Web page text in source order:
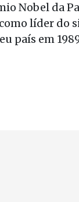
Nobel da
líder
país em